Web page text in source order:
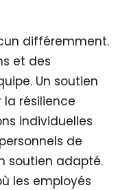
différemment.
et des
Un soutien
résilience
individuelles
de
soutien adapté.
les employés